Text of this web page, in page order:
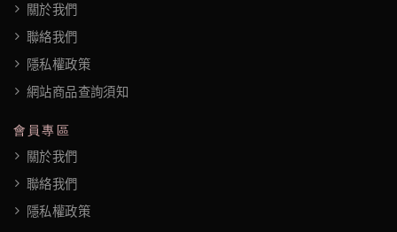
關於我們
聯絡我們
隱私權政策
網站商品查詢須知
會員專區
關於我們
聯絡我們
隱私權政策